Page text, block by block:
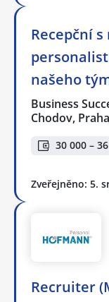
Recepční
našeho
Business
Chodov, Praha
30 000 –
Zveřejněno: 5.
Recruiter